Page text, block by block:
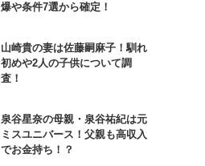
爆や条件7選から確定！
山崎貴の妻は佐藤嗣麻子！馴れ
初めや2人の子供について調
査！
泉谷星奈の母親・泉谷祐紀は元
ミスユニバース！父親も高収入
でお金持ち！？